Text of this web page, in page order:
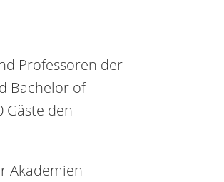
Professoren der
Bachelor of
Gäste den
Akademien